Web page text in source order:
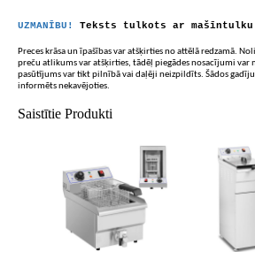
UZMANĪBU! Teksts tulkots ar
Preces krāsa un īpašības var atšķirties no attēlā redzamā.
preču atlikums var atšķirties, tādēļ piegādes nosacījumi var
pasūtījums var tikt pilnībā vai daļēji neizpildīts. Šādos
informēts nekavējoties.
Saistītie Produkti